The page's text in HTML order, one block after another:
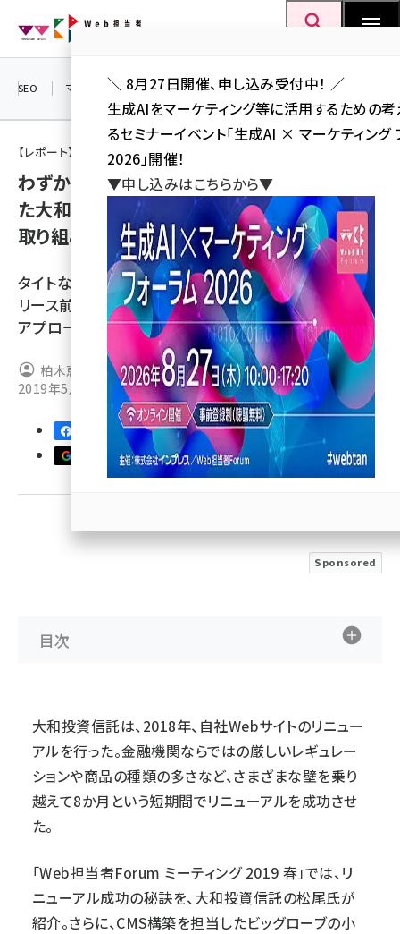
ン
seo (3532)
ai (2814)
youtube (2441)
note (2317)
セミナー (2310)
z世代 (1623)
meo (1277)
llmo (1167)
SEO マーケティング／広告 AI SNS アクセス解析／データ分析
【レポート】Web担当者Forumミーティング 2019 Spring
わずか8か月でCMSごとサイトリニューアルし
た大和投資信託。「成功秘訣」と「運用改善」の
取り組み
タイトなスケジュールを乗り切った5つのポイントと、「リ
リース前」「リリース後」の2フェーズに分けて開発する
アプローチ
柏木恵子
2019年5月24日 7:00
優先するニュース提供元に追加
Sponsored
目次
大和投資信託は、2018年、自社Webサイトのリニュー
アルを行った。金融機関ならではの厳しいレギュレー
ションや商品の種類の多さなど、さまざまな壁を乗り
越えて8か月という短期間でリニューアルを成功させ
た。
「Web担当者Forum ミーティング 2019 春」では、リ
ニューアル成功の秘訣を、 大和投資信託の松尾氏が
紹介。さらに、CMS構築を担当したビッグローブの小
＼ 8月27日開催、申し込み受付中！ ／
生成AIをマーケティング等に活用するための
るセミナーイベント「生成AI × マーケティング
2026」開催！
▼申し込みはこちらから▼